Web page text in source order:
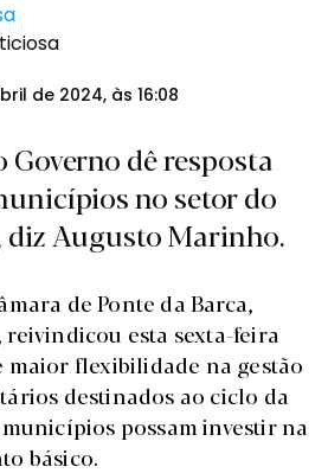
de 2024, às 16:08
Governo dê resposta
no setor do
diz Augusto Marinho.
de Ponte da Barca,
esta sexta-feira
maior flexibilidade na gestão
destinados ao ciclo da
possam investir na
básico.